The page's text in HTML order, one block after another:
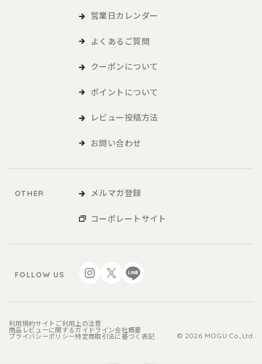
営業日カレンダー
よくあるご質問
クーポンについて
ポイントについて
レビュー投稿方法
お問い合わせ
OTHER メルマガ登録
コーポレートサイト
FOLLOW US
利用規約サイトご利用上の注意
商品レビューに関するガイドライン会社概要
プライバシーポリシー特定商取引法に基づく表記 © 2026 MOGU Co.,Ltd.